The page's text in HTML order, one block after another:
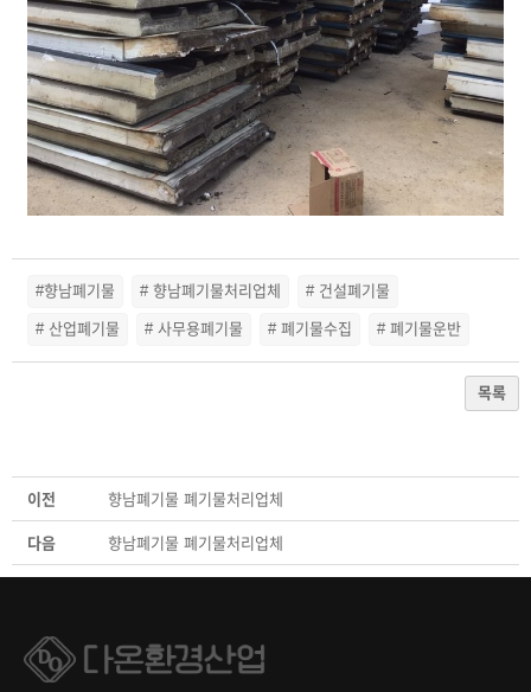
#향남폐기물 # 향남폐기물처리업체 # 건설폐기물
# 산업폐기물 # 사무용폐기물 # 폐기물수집 # 폐기물운반
목록
이전 향남폐기물 폐기물처리업체
다음 향남폐기물 폐기물처리업체